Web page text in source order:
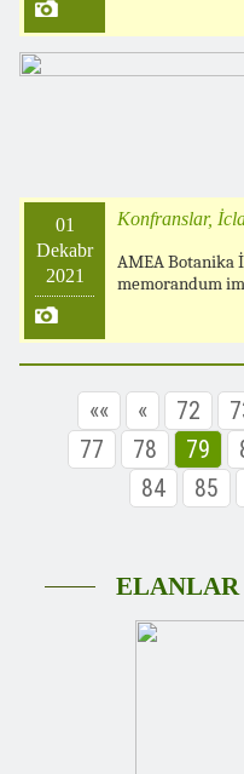
01
Dekabr
2021
Konfranslar,
AMEA Botanika
memorandum
«« « 72
77
78 79
84
85
ELANLAR